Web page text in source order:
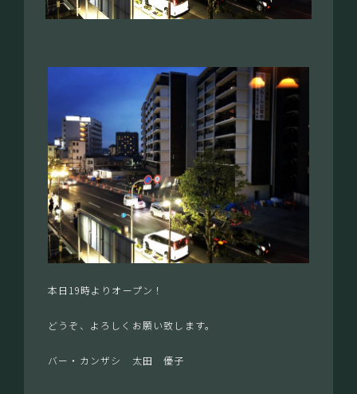
本日19時よりオープン！
どうぞ、よろしくお願い致します。
バー・カンザシ 太田 優子